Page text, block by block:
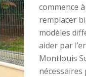
commence
remplacer
modèles
aider par
Montlouis